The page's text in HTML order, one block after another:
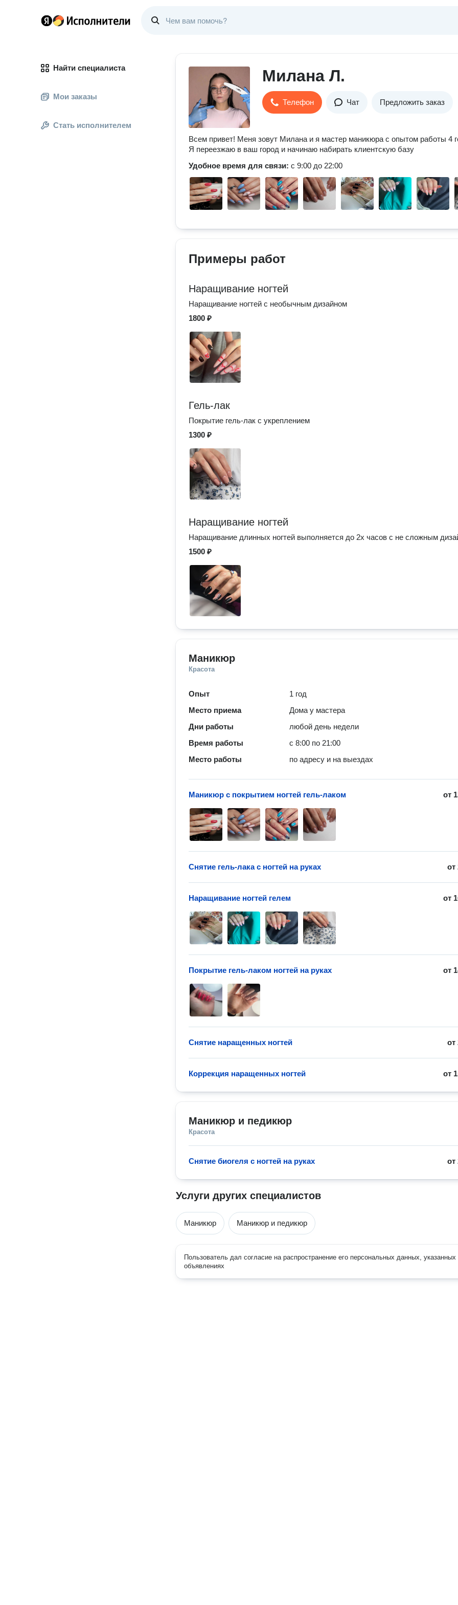
Найти специалиста
Мои заказы
Стать исполнителем
Милана Л.
Телефон Чат Предложить заказ
Всем привет! Меня зовут Милана и я мастер маникюра с опытом работы 4
Я переезжаю в ваш город и начинаю набирать клиентскую базу
Удобное время для связи: с 9:00 до 22:00
Примеры работ
Наращивание ногтей
Наращивание ногтей с необычным дизайном
1800 ₽
Гель-лак
Покрытие гель-лак с укреплением
1300 ₽
Наращивание ногтей
Наращивание длинных ногтей выполняется до 2х часов с не сложным
1500 ₽
Маникюр
Красота
Опыт
1 год
Место приема
Дома у мастера
Дни работы
любой день недели
Время работы
с 8:00 по 21:00
Место работы
по адресу и на выездах
от
Маникюр с покрытием ногтей гель-лаком
от
Снятие гель-лака с ногтей на руках
от
Наращивание ногтей гелем
от
Покрытие гель-лаком ногтей на руках
от
Снятие наращенных ногтей
от
Коррекция наращенных ногтей
Маникюр и педикюр
Красота
от
Снятие биогеля с ногтей на руках
Услуги других специалистов
Маникюр Маникюр и педикюр
Пользователь дал согласие на распространение его персональных данных, указанных
объявлениях